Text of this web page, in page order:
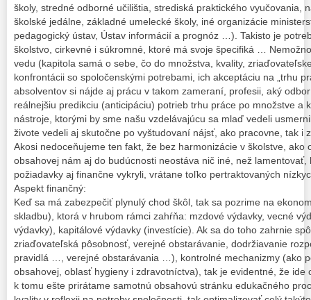
školy, stredné odborné učilištia, strediská praktického vyučovania,
školské jedálne, základné umelecké školy, iné organizácie
pedagogický ústav, Ústav informácií a prognóz …). Takisto je
školstvo, cirkevné i súkromné, ktoré má svoje špecifiká …
vedu (kapitola samá o sebe, čo do množstva, kvality,
konfrontácii so spoločenskými potrebami, ich akceptáciu na „trhu
absolventov si nájde aj prácu v takom zameraní, profesii, aký
reálnejšiu predikciu (anticipáciu) potrieb trhu práce po množstve a
nástroje, ktorými by sme našu vzdelávajúcu sa mlaď vedeli
živote vedeli aj skutočne po vyštudovaní nájsť, ako pracovne, tak i
Akosi nedoceňujeme ten fakt, že bez harmonizácie v školstve, ako
obsahovej nám aj do budúcnosti neostáva nič iné, než
požiadavky aj finančne vykryli, vrátane toľko pertraktovaných
Aspekt finančný:
Keď sa má zabezpečiť plynulý chod škôl, tak sa pozrime na
skladbu), ktorá v hrubom rámci zahŕňa: mzdové výdavky, vecné
výdavky), kapitálové výdavky (investície). Ak sa do toho zahrnie
zriaďovateľská pôsobnosť, verejné obstarávanie, dodržiavanie
pravidlá …, verejné obstarávania …), kontrolné mechanizmy (ako
obsahovej, oblasť hygieny i zdravotníctva), tak je evidentné, že
k tomu ešte prirátame samotnú obsahovú stránku edukačného